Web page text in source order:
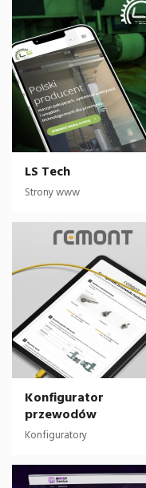
LS Tech
Strony www
Konfigurator
przewodów
Konfiguratory